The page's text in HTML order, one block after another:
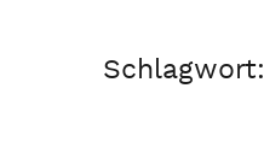
Schlagwort: